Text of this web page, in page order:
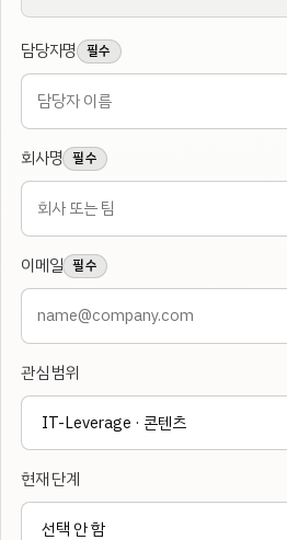
담당자명 필수
회사명 필수
이메일 필수
관심 범위
현재 단계